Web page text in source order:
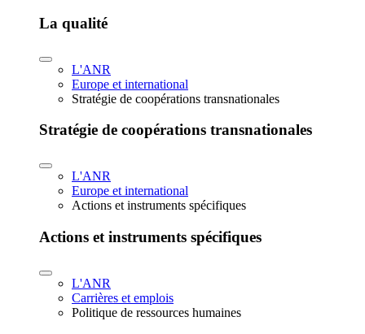
La qualité
L'ANR
Europe et international
Stratégie de coopérations transnationales
Stratégie de coopérations transnationales
L'ANR
Europe et international
Actions et instruments spécifiques
Actions et instruments spécifiques
L'ANR
Carrières et emplois
Politique de ressources humaines